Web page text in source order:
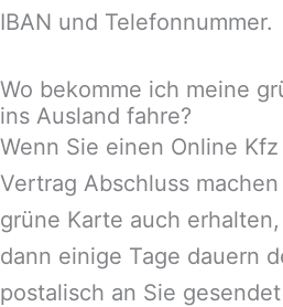
IBAN und Telefonnummer.
Wo bekomme ich meine
ins Ausland fahre?
Wenn Sie einen Online
Vertrag Abschluss
grüne Karte auch
dann einige Tage dauern
postalisch an Sie